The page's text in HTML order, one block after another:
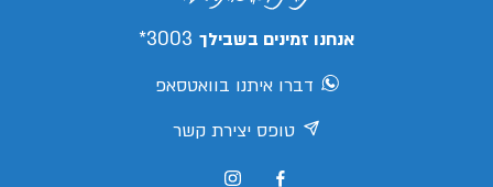
אנחנו זמינים בשבילך 3003*
דברו איתנו בוואטסאפ
טופס יצירת קשר